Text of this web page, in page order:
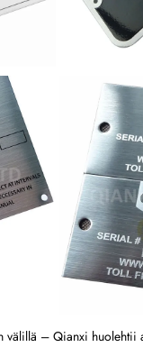
välillä – Qianxi huolehtii